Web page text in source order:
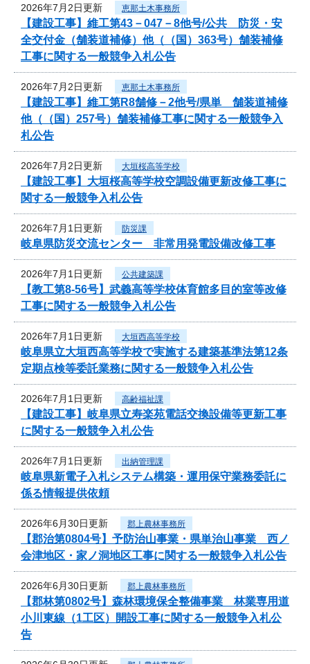
2026年7月2日更新 恵那土木事務所
【建設工事】維工第43－047－8他号/公共 防災・安
全交付金（舗装道補修）他（（国）363号）舗装補修
工事に関する一般競争入札公告
2026年7月2日更新 恵那土木事務所
【建設工事】維工第R8舗修－2他号/県単 舗装道補修
他（（国）257号）舗装補修工事に関する一般競争入
札公告
2026年7月2日更新 大垣桜高等学校
【建設工事】大垣桜高等学校空調設備更新改修工事に
関する一般競争入札公告
2026年7月1日更新 防災課
岐阜県防災交流センター 非常用発電設備改修工事
2026年7月1日更新 公共建築課
【教工第8-56号】武義高等学校体育館多目的室等改修
工事に関する一般競争入札公告
2026年7月1日更新 大垣西高等学校
岐阜県立大垣西高等学校で実施する建築基準法第12条
定期点検等委託業務に関する一般競争入札公告
2026年7月1日更新 高齢福祉課
【建設工事】岐阜県立寿楽苑電話交換設備等更新工事
に関する一般競争入札公告
2026年7月1日更新 出納管理課
岐阜県新電子入札システム構築・運用保守業務委託に
係る情報提供依頼
2026年6月30日更新 郡上農林事務所
【郡治第0804号】予防治山事業・県単治山事業 西ノ
会津地区・家ノ洞地区工事に関する一般競争入札公告
2026年6月30日更新 郡上農林事務所
【郡林第0802号】森林環境保全整備事業 林業専用道
小川東線（1工区）開設工事に関する一般競争入札公
告